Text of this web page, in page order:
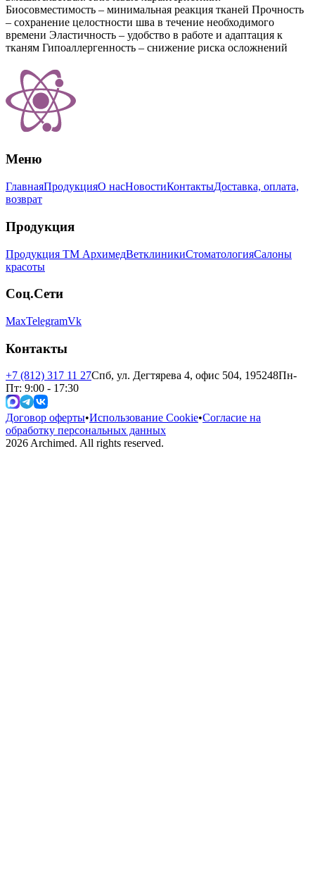
Биосовместимость – минимальная реакция тканей Прочность
– сохранение целостности шва в течение необходимого
времени Эластичность – удобство в работе и адаптация к
тканям Гипоаллергенность – снижение риска осложнений
Меню
ГлавнаяПродукцияО насНовостиКонтактыДоставка, оплата,
возврат
Продукция
Продукция ТМ АрхимедВетклиникиСтоматологияСалоны
красоты
Соц.Сети
MaxTelegramVk
Контакты
+7 (812) 317 11 27Спб, ул. Дегтярева 4, офис 504, 195248Пн-
Пт: 9:00 - 17:30
Договор оферты•Использование Cookie•Согласие на
обработку персональных данных
2026Archimed. All rights reserved.